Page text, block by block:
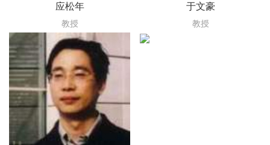
应松年
教授
于文豪
教授